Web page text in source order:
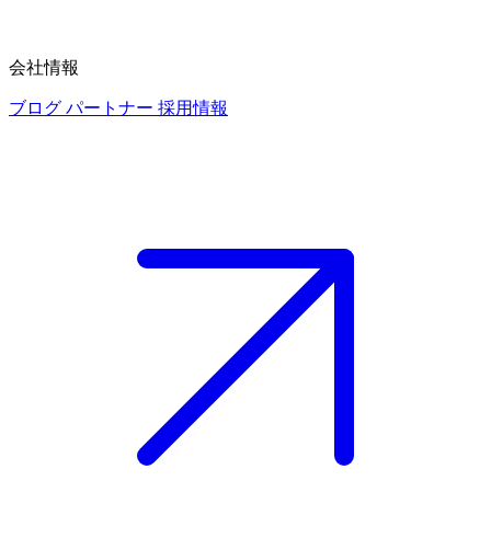
会社情報
ブログ パートナー 採用情報